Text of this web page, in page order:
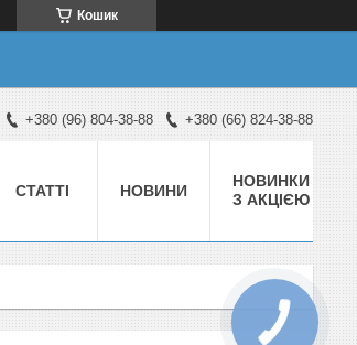
Кошик
+380 (96) 804-38-88 +380 (66) 824-38-88
СТАТТІ НОВИНИ
НОВИНКИ
З АКЦІЄЮ